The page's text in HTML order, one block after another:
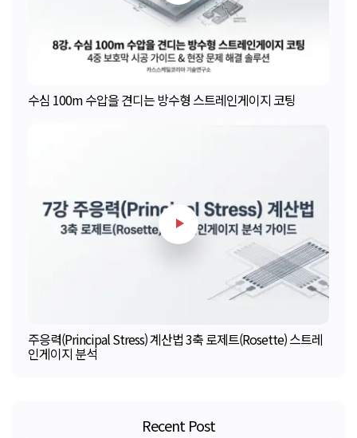
수심 100m 수압을 견디는 방수형 스트레인게이지 코팅
주응력(Principal Stress) 계산법 3축 로제트(Rosette) 스트레
인게이지 분석
Recent Post